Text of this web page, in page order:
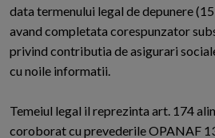
data termenului legal de depunere
avand completata corespunzator
privind contributia de asigurari
cu noile informatii.
Temeiul legal il reprezinta art. 174
coroborat cu prevederile OPANAF